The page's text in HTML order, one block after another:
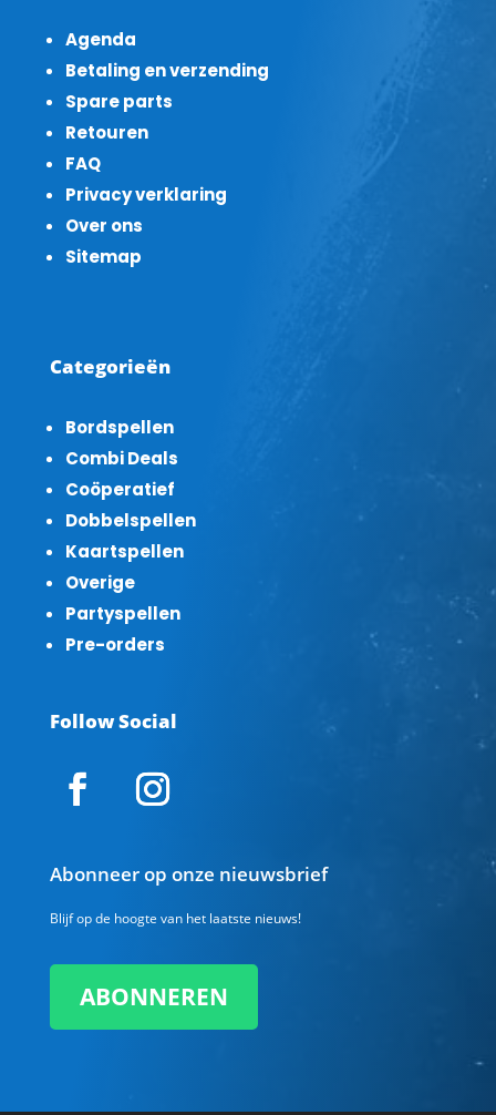
Agenda
Betaling en verzending
Spare parts
Retouren
FAQ
Privacy verklaring
Over ons
Sitemap
Categorieën
Bordspellen
Combi Deals
Coöperatief
Dobbelspellen
Kaartspellen
Overige
Partyspellen
Pre-orders
Follow Social
Abonneer op onze nieuwsbrief
Blijf op de hoogte van het laatste nieuws!
ABONNEREN